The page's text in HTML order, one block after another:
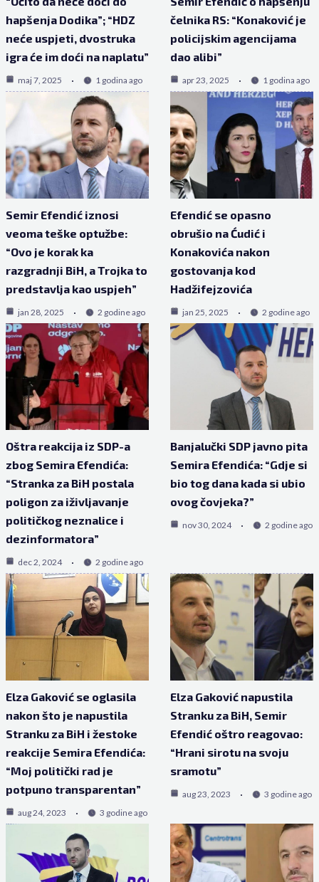
hapšenja Dodika”; “HDZ
neće uspjeti, dvostruka
igra će im doći na naplatu”
maj 7, 2025 1 godina ago
čelnika RS: “Konaković je
policijskim agencijama
dao alibi”
apr 23, 2025 1 godina ago
Semir Efendić iznosi
veoma teške optužbe:
“Ovo je korak ka
razgradnji BiH, a Trojka to
predstavlja kao uspjeh”
jan 28, 2025 2 godine ago
Efendić se opasno
obrušio na Ćudić i
Konakovića nakon
gostovanja kod
Hadžifejzovića
jan 25, 2025 2 godine ago
Oštra reakcija iz SDP-a
zbog Semira Efendića:
“Stranka za BiH postala
poligon za iživljavanje
političkog neznalice i
dezinformatora”
dec 2, 2024 2 godine ago
Banjalučki SDP javno pita
Semira Efendića: “Gdje si
bio tog dana kada si ubio
ovog čovjeka?”
nov 30, 2024 2 godine ago
Elza Gaković se oglasila
nakon što je napustila
Stranku za BiH i žestoke
reakcije Semira Efendića:
“Moj politički rad je
potpuno transparentan”
aug 24, 2023 3 godine ago
Elza Gaković napustila
Stranku za BiH, Semir
Efendić oštro reagovao:
“Hrani sirotu na svoju
sramotu”
aug 23, 2023 3 godine ago